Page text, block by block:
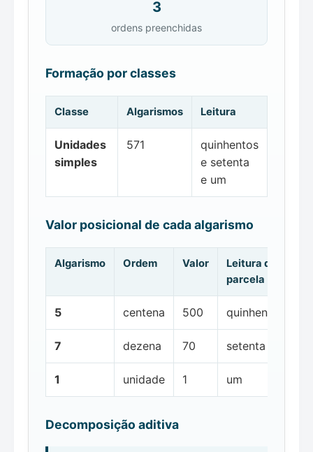
3
ordens preenchidas
Formação por classes
Classe Algarismos Leitura
Unidades
simples
571
quinhentos
e setenta
e um
Valor posicional de cada algarismo
Algarismo Ordem Valor
Leitura da
parcela
5 centena 500 quinhentos
7 dezena 70 setenta
1 unidade 1 um
Decomposição aditiva